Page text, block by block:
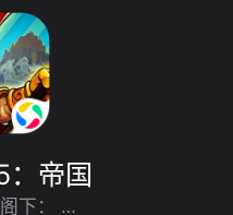
：帝国
致各位指挥官阁下： 一款横跨亚欧大陆、穿越2000年的单机策略手游大作 -- 《欧陆战争5》，等待各位勇士们前来参战 ！在这款游戏中，共有【战役模式】、【征服模式】、【帝国模式】三种模式让你全面体验到策略战棋游戏的魅力之处！ 【战役模式】：在『古典时代 中世纪 帝王时代 航海时代 火药时代 工业时代』与拿破仑、华盛顿、成吉思汗等名将并肩作战 ，创造丰功伟绩，书写不朽传奇 ！ 【征服模式】：开启世界版图，在六个不同的时代，选择自己的国家，依靠出色的作战技巧、经济策略和外交手段，南征北战，铸造辉煌！ 【帝国模式】：在『酒馆』招募强大的将领；在『商店』获得王者神装，不断提升自我；拜访公主获得青睐，赢得芳心后方助阵；击退来犯敌军、攻城略地，这一切在『帝国』中应有尽有。